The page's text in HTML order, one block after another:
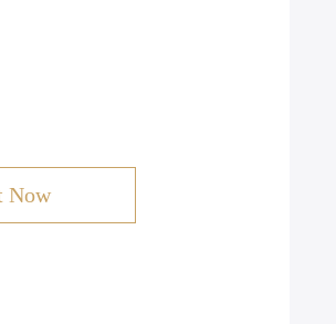
Now